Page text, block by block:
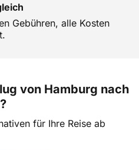
Gebühren, alle Kosten
von Hamburg nach
für Ihre Reise ab